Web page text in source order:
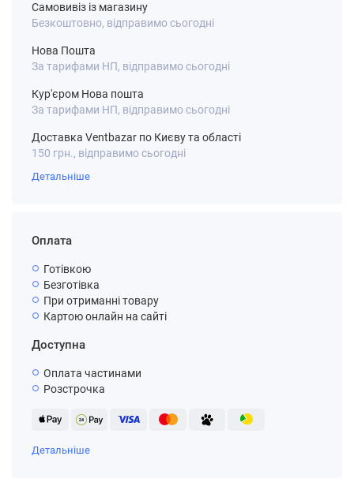
Самовивіз із магазину
Безкоштовно, відправимо сьогодні
Нова Пошта
За тарифами НП, відправимо сьогодні
Кур'єром Нова пошта
За тарифами НП, відправимо сьогодні
Доставка Ventbazar по Києву та області
150 грн., відправимо сьогодні
Детальніше
Оплата
Готівкою
Безготівка
При отриманні товару
Картою онлайн на сайті
Доступна
Оплата частинами
Розстрочка
Детальніше